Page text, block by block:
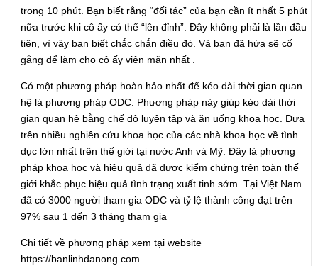
trong 10 phút. Bạn biết rằng “đối tác” của bạn cần ít nhất 5 phút
nữa trước khi cô ấy có thể “lên đỉnh”. Đây không phải là lần đầu
tiên, vì vậy bạn biết chắc chắn điều đó. Và bạn đã hứa sẽ cố
gắng để làm cho cô ấy viên mãn nhất .
Có một phương pháp hoàn hảo nhất để kéo dài thời gian quan
hệ là phương pháp ODC. Phương pháp này giúp kéo dài thời
gian quan hệ bằng chế độ luyện tập và ăn uống khoa học. Dựa
trên nhiều nghiên cứu khoa học của các nhà khoa học về tình
dục lớn nhất trên thế giới tại nước Anh và Mỹ. Đây là phương
pháp khoa học và hiệu quả đã được kiểm chứng trên toàn thế
giới khắc phục hiệu quả tình trạng xuất tinh sớm. Tại Việt Nam
đã có 3000 người tham gia ODC và tỷ lệ thành công đạt trên
97% sau 1 đến 3 tháng tham gia
Chi tiết về phương pháp xem tại website
https://banlinhdanong.com